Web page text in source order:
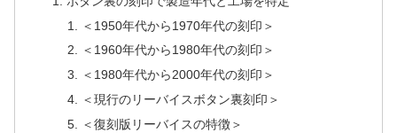
＜1950年代から1970年代の刻印＞
＜1960年代から1980年代の刻印＞
＜1980年代から2000年代の刻印＞
＜現行のリーバイスボタン裏刻印＞
＜復刻版リーバイスの特徴＞